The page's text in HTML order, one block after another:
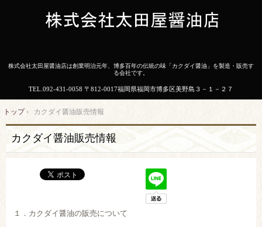
株式会社太田屋醤油店は創業明治元年、博多百年の伝統の味「カクダイ醤油」を製造・販売す
る会社です。
TEL. 092-431-0058 〒812-0017福岡県福岡市博多区美野島３－１－２７
トップ› カクダイ醤油販売情報
カクダイ醤油販売情報
１．カクダイ醤油の販売について